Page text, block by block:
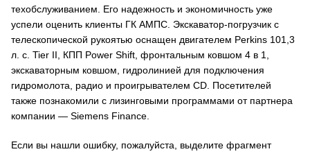
техобслуживанием. Его надежность и экономичность уже
успели оценить клиенты ГК АМПС. Экскаватор-погрузчик с
телескопической рукоятью оснащен двигателем Perkins 101,3
л. с. Tier II, КПП Power Shift, фронтальным ковшом 4 в 1,
экскаваторным ковшом, гидролинией для подключения
гидромолота, радио и проигрывателем CD. Посетителей
также познакомили с лизинговыми программами от партнера
компании — Siemens Finance.
Если вы нашли ошибку, пожалуйста, выделите фрагмент